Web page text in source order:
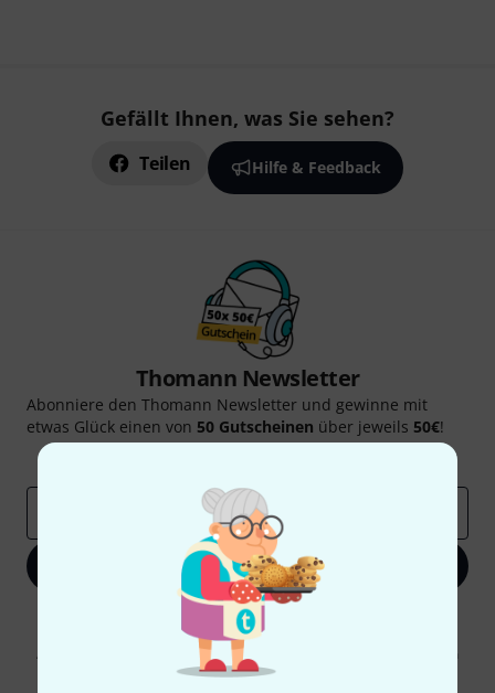
Gefällt Ihnen, was Sie sehen?
Teilen Hilfe & Feedback
Thomann Newsletter
Abonniere den Thomann Newsletter und gewinne mit
etwas Glück einen von 50 Gutscheinen über jeweils 50€!
Thomann Insights
Jetzt anmelden
Mit Klick auf „Jetzt anmelden“ stimmen Sie dem Erhalt von E-Mail-
Werbung und einer Messung des E-Mail-Nutzungsverhaltens zu. Die
Abmeldung ist jederzeit möglich. Weitere Informationen finden Sie in
unserenDatenschutzhinweisen